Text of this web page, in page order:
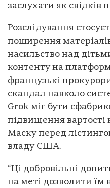
заслухати як свідків
Розслідування
поширення
насильство над
контенту на
французькі
скандал навколо
Grok міг бути
підвищення
Маску перед
владу США.
“Ці добровільні
на меті дозволити їм